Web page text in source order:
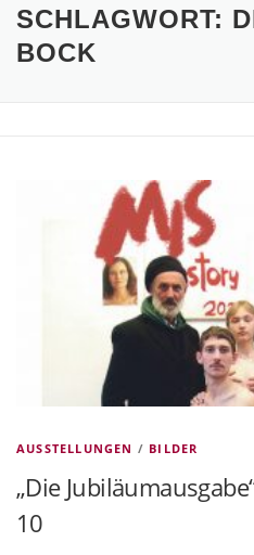
ARTS21 – EDDA RÖSSLER
SCHLAGWORT:
BOCK
AUSSTELLUNGEN / BILDER
„Die
10